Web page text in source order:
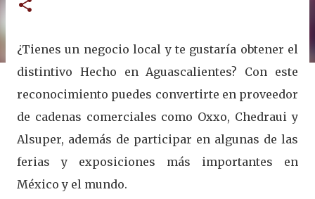
¿Tienes un negocio local y te gustaría obtener el
distintivo Hecho en Aguascalientes? Con este
reconocimiento puedes convertirte en proveedor
de cadenas comerciales como Oxxo, Chedraui y
Alsuper, además de participar en algunas de las
ferias y exposiciones más importantes en
México y el mundo.